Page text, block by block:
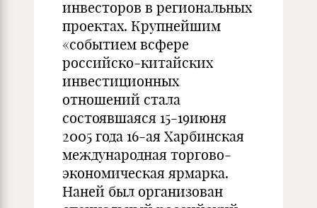
инвесторов в региональных
проектах. Крупнейшим
«событием всфере
российско-китайских
инвестиционных
отношений стала
состоявшаяся 15-19июня
2005 года 16-ая Харбинская
международная торгово-
экономическая ярмарка.
Наней был организован